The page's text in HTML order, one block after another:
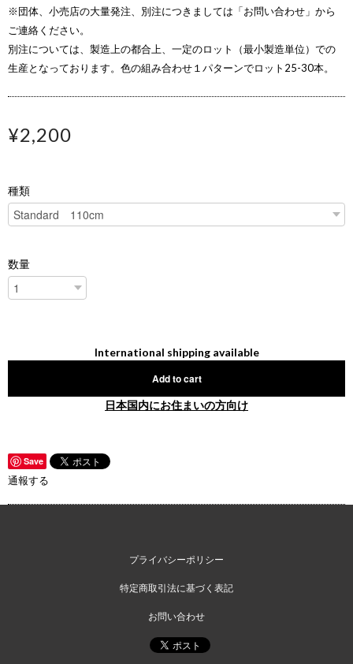
※団体、小売店の大量発注、別注につきましては「お問い合わせ」から
ご連絡ください。
別注については、製造上の都合上、一定のロット（最小製造単位）での
生産となっております。色の組み合わせ１パターンでロット25-30本。
¥2,200
種類
数量
International shipping available
Add to cart
日本国内にお住まいの方向け
Save
通報する
プライバシーポリシー
特定商取引法に基づく表記
お問い合わせ